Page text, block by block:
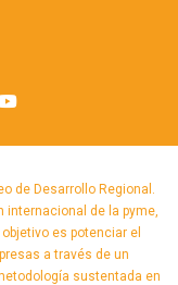
de Desarrollo Regional.
internacional de la pyme,
es potenciar el
a través de un
sustentada en